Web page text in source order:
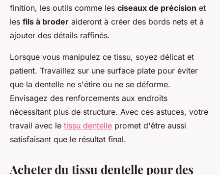
finition, les outils comme les ciseaux de précision et
les fils à broder aideront à créer des bords nets et à
ajouter des détails raffinés.
Lorsque vous manipulez ce tissu, soyez délicat et
patient. Travaillez sur une surface plate pour éviter
que la dentelle ne s'étire ou ne se déforme.
Envisagez des renforcements aux endroits
nécessitant plus de structure. Avec ces astuces, votre
travail avec le tissu dentelle promet d'être aussi
satisfaisant que le résultat final.
Acheter du tissu dentelle pour des